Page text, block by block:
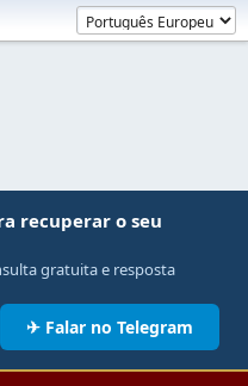
recuperar o seu
gratuita e resposta
✈ Falar no Telegram